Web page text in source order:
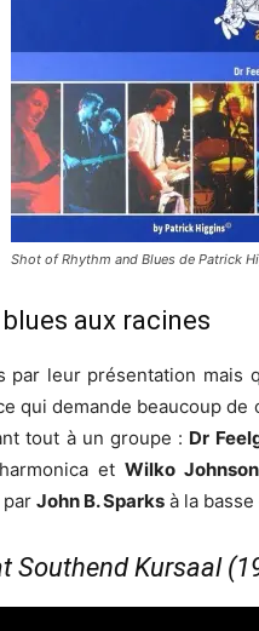
Shot of Rhythm and Blues de Patrick
aux racines
par leur présentation mais
qui demande beaucoup de
tout à un groupe : Dr
etWilko Johnson
par John B. Sparks à la basse
Southend Kursaal